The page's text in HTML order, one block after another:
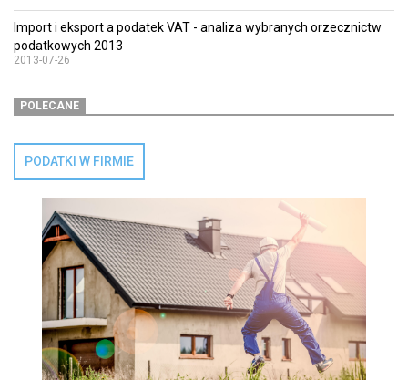
Import i eksport a podatek VAT - analiza wybranych orzecznictw
podatkowych 2013
2013-07-26
POLECANE
PODATKI W FIRMIE